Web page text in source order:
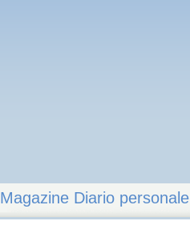
Magazine Diario personale